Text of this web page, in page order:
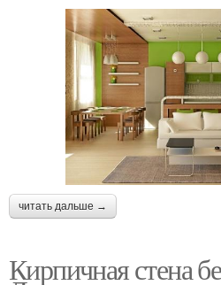
читать дальше →
Кирпичная стена